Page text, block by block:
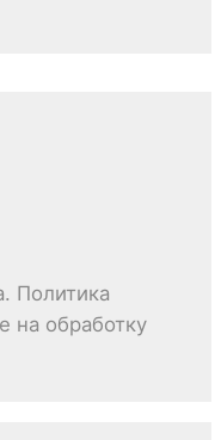
Политика
на обработку